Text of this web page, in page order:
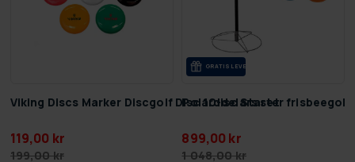
Viking Discs Marker Discgolf Disc 10-delars set
119,00 kr
199,00 kr
GRA­TIS LE­VE­RANS
Polardisc Starter
899,00 kr
1 048,00 kr